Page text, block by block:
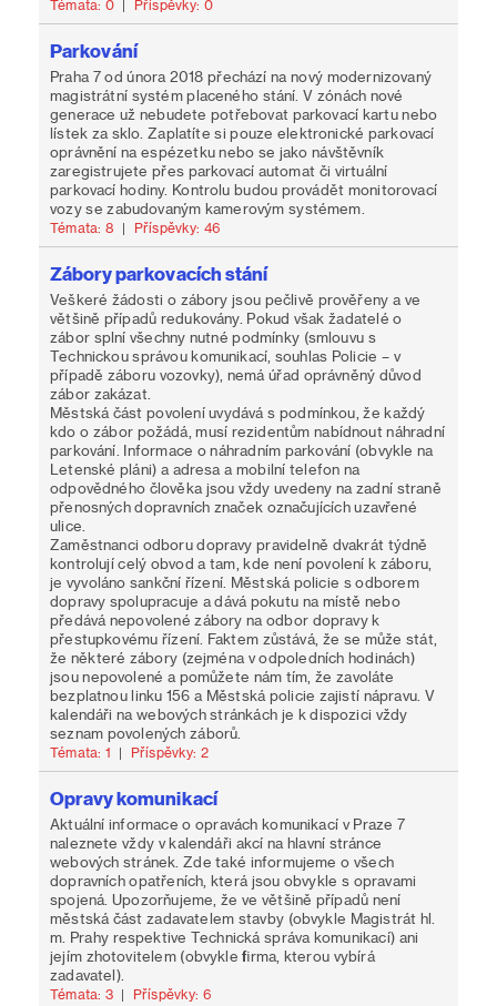
Témata: 0 Příspěvky: 0
Parkování
Praha 7 od února 2018 přechází na nový modernizovaný
magistrátní systém placeného stání. V zónách nové
generace už nebudete potřebovat parkovací kartu nebo
lístek za sklo. Zaplatíte si pouze elektronické parkovací
oprávnění na espézetku nebo se jako návštěvník
zaregistrujete přes parkovací automat či virtuální
parkovací hodiny. Kontrolu budou provádět monitorovací
vozy se zabudovaným kamerovým systémem.
Témata: 8 | Příspěvky: 46
Zábory parkovacích stání
Veškeré žádosti o zábory jsou pečlivě prověřeny a ve
většině případů redukovány. Pokud však žadatelé o
zábor splní všechny nutné podmínky (smlouvu s
Technickou správou komunikací, souhlas Policie – v
případě záboru vozovky), nemá úřad oprávněný důvod
zábor zakázat.
Městská část povolení uvydává s podmínkou, že každý
kdo o zábor požádá, musí rezidentům nabídnout náhradní
parkování. Informace o náhradním parkování (obvykle na
Letenské pláni) a adresa a mobilní telefon na
odpovědného člověka jsou vždy uvedeny na zadní straně
přenosných dopravních značek označujících uzavřené
ulice.
Zaměstnanci odboru dopravy pravidelně dvakrát týdně
kontrolují celý obvod a tam, kde není povolení k záboru,
je vyvoláno sankční řízení. Městská policie s odborem
dopravy spolupracuje a dává pokutu na místě nebo
předává nepovolené zábory na odbor dopravy k
přestupkovému řízení. Faktem zůstává, že se může stát,
že některé zábory (zejména v odpoledních hodinách)
jsou nepovolené a pomůžete nám tím, že zavoláte
bezplatnou linku 156 a Městská policie zajistí nápravu. V
kalendáři na webových stránkách je k dispozici vždy
seznam povolených záborů.
Témata: 1 | Příspěvky: 2
Opravy komunikací
Aktuální informace o opravách komunikací v Praze 7
naleznete vždy v kalendáři akcí na hlavní stránce
webových stránek. Zde také informujeme o všech
dopravních opatřeních, která jsou obvykle s opravami
spojená. Upozorňujeme, že ve většině případů není
městská část zadavatelem stavby (obvykle Magistrát hl.
m. Prahy respektive Technická správa komunikací) ani
jejím zhotovitelem (obvykle firma, kterou vybírá
zadavatel).
Témata: 3 | Příspěvky: 6